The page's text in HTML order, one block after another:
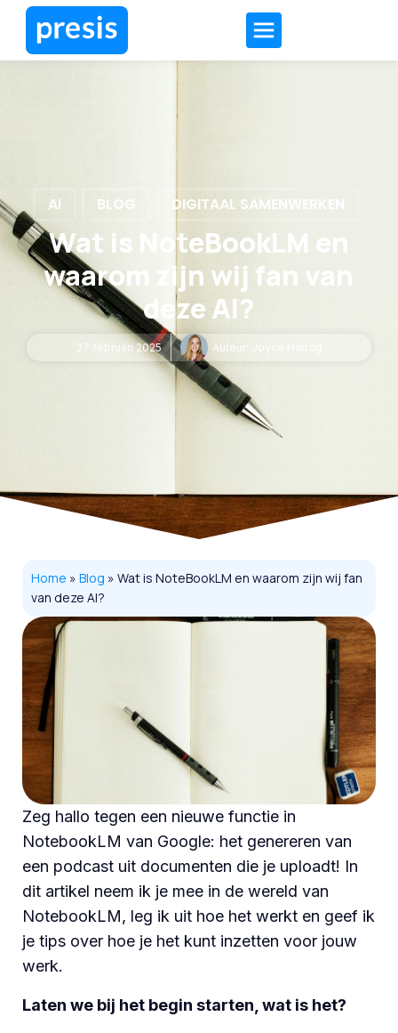
AI BLOG DIGITAAL SAMENWERKEN
Wat is NoteBookLM en
waarom zijn wij fan van
deze AI?
27 februari 2025 Auteur: Joyce Hartog
Home » Blog » Wat is NoteBookLM en waarom zijn wij fan
van deze AI?
Zeg hallo tegen een nieuwe functie in
NotebookLM van Google: het genereren van
een podcast uit documenten die je uploadt! In
dit artikel neem ik je mee in de wereld van
NotebookLM, leg ik uit hoe het werkt en geef ik
je tips over hoe je het kunt inzetten voor jouw
werk.
Laten we bij het begin starten, wat is het?